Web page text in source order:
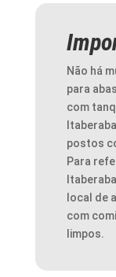
Não há
para
com
postos
Para
local de
com
limpos.